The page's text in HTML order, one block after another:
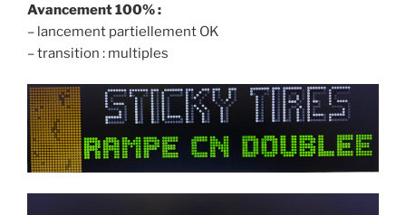
Avancement 100% :
– lancement partiellement OK
– transition : multiples